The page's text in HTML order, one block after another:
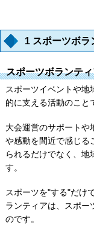
1 スポーツボラ
スポーツボランテ
スポーツイベントや地
的に支える活動のこと
大会運営のサポートや
や感動を間近で感じる
られるだけでなく、地
す。
スポーツを"する"だけ
ランティアは、スポー
のです。